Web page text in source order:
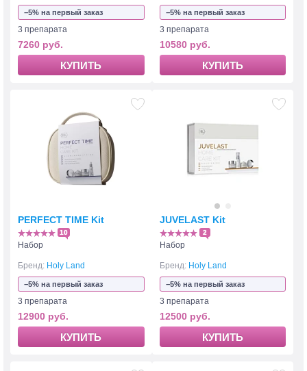
−5% на первый заказ
3 препарата
7260 руб.
КУПИТЬ
−5% на первый заказ
3 препарата
10580 руб.
КУПИТЬ
PERFECT TIME Kit
10
Набор
Бренд: Holy Land
−5% на первый заказ
3 препарата
12900 руб.
КУПИТЬ
JUVELAST Kit
2
Набор
Бренд: Holy Land
−5% на первый заказ
3 препарата
12500 руб.
КУПИТЬ